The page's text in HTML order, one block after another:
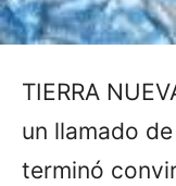
TIERRA
un llamado
terminó